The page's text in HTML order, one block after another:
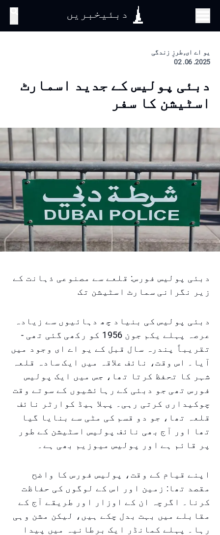
دبئیخبریں
یو اے ای, طرزِ زندگی
2025. 06. 02
دبئی پولیس کے جدید اسمارٹ
اسٹیشن کا سفر
دبئی پولیس فورس: قلعے سے مصنوعی ذہانت کے
زیر نگرانی سمارٹ اسٹیشن تک
دبئی پولیس کی بنیاد چھ دہائیوں سے زیادہ
عرصہ پہلے یکم جون 1956 کو رکھی گئی تھی -
تقریباً پندرہ سال قبل کے یو اے ای وجود میں
آیا۔ اس وقت، نائف علاقہ میں ایک سادہ قلعہ
شہر کا تحفظ کرتا تھا، جس میں ایک پولیس
فورس تھی جو دبئی کے رہائشیوں کے سوتے وقت
چوکیداری کرتی رہی۔ پہلا ہیڈ کوارٹر نائف
قلعہ تھا، جو دو قسم کی مٹی سے بنایا گیا
تھا اور آج بھی نائف پولیس اسٹیشن کے طور
پر قائم ہے اور پولیس میوزیم بھی ہے۔
اپنے قیام کے وقت، پولیس فورس کا واضح
مقصد تھا: زمین اور اس کے لوگوں کی حفاظت
کرنا۔ اگرچہ ان کے اوزار اور طریقے آج کے
مقابلے میں بہت بدل چکے ہیں، لیکن مشن وہی
رہا۔ پہلے کمانڈر ایک برطانیہ میں پیدا